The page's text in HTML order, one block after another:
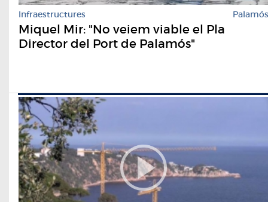
Infraestructures Palamós
Miquel Mir: "No veiem viable el Pla
Director del Port de Palamós"